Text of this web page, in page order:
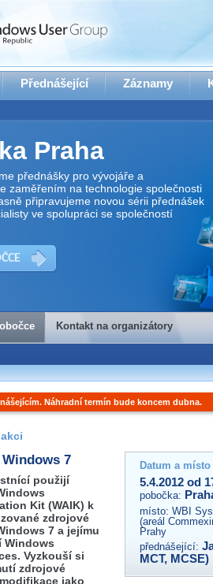
Přednášející Záznamy
Praha
přednášky pro vývojáře a
zaměřením na technologie společnosti
připravujeme novou sérii přednášek
ve spolupráci se společností
na organizátory
dotaz na organizátory této akce,
nás kontaktovat na e-mailu:
Kontakt na organizátory
Náhradní termín bude koncem dubna.
7
použijí
Kit (WAIK) k
zdrojové
7 a jejímu
Windows
Vyzkouší si
zdrojové
jako
Datum a
5.4.2012 od
pobočka:
místo: WBI
(areál
Prahy
přednášející:
MCT, MCSE)